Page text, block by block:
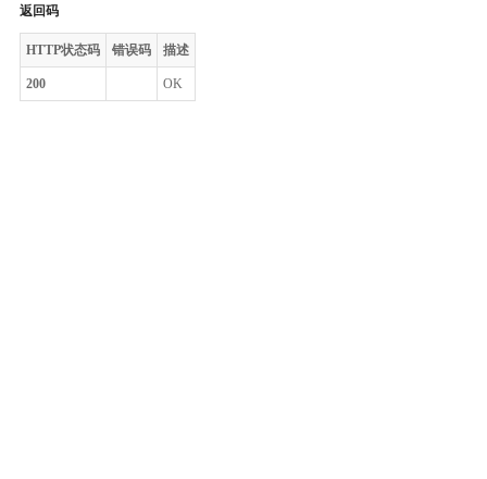
返回码
HTTP状态码 错误码 描述
200 OK